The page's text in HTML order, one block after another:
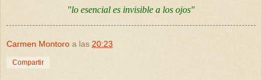
"lo esencial es invisible a los ojos"
Carmen Montoro a las 20:23
Compartir